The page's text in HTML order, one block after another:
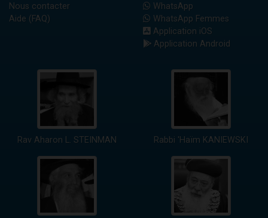
Nous contacter
Aide (FAQ)
WhatsApp
WhatsApp Femmes
Application iOS
Application Android
Rav Aharon L. STEINMAN Rabbi 'Haïm KANIEWSKI